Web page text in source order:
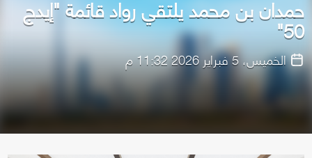
حمدان بن محمد يلتقي رواد قائمة "إيدج
50"
الخميس، 5 فبراير 2026 11:32 م